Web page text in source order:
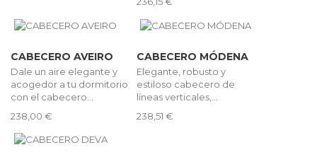
CABECERO AVEIRO
Dale un aire elegante y
acogedor a tu dormitorio
con el cabecero...
238,00 €
CABECERO MÓDENA
Elegante, robusto y
estiloso cabecero de
líneas verticales,...
238,51 €